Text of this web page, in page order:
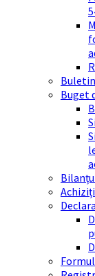
Buget